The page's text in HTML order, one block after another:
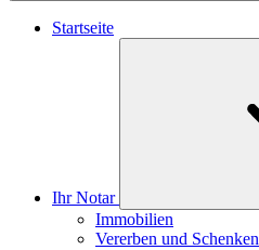
Startseite
Ihr Notar
Immobilien
Vererben und Schenken